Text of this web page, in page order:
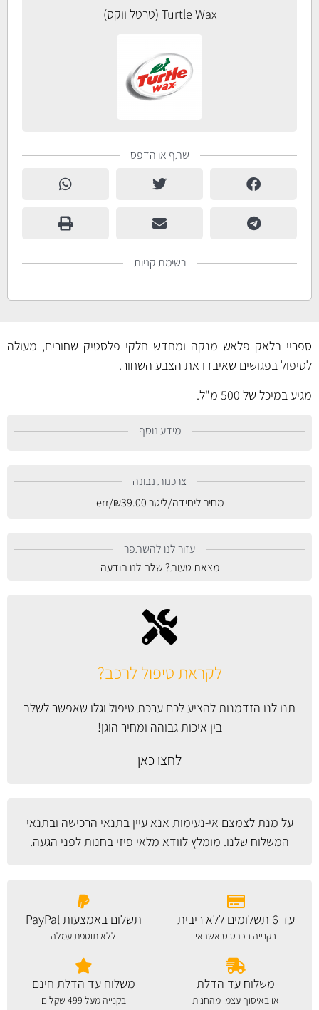
Turtle Wax (טרטל ווקס)
שתף או הדפס
רשימת קניות
לקראת טיפול לרכב?
תנו לנו הזדמנות להציע לכם ערכת טיפול וגלו שאפשר לשלב
בין איכות גבוהה ומחיר הוגן!
לחצו כאן
על מנת לצמצם אי-נעימות אנא עייןבתנאי הרכישה ובתנאי
המשלוח שלנו. מומלץ לוודא מלאי פיזי בחנות לפני הגעה.
ספריי בלאק פלאש מנקה ומחדש חלקי פלסטיק שחורים, מעולה
לטיפול בפגושים שאיבדו את הצבע השחור.
מגיע במיכל של 500 מ"ל.
מידע נוסף
צרכנות נבונה
מחיר ליחידה/ליטר
₪39.00
/err
עזור לנו להשתפר
מצאת טעות? שלח לנו הודעה
עד 6 תשלומים ללא ריבית
בקנייה בכרטיס אשראי
תשלום באמצעות PayPal
ללא תוספת עמלה
משלוח עד הדלת
או באיסוף עצמי מהחנות
משלוח עד הדלת חינם
בקנייה מעל 499 שקלים